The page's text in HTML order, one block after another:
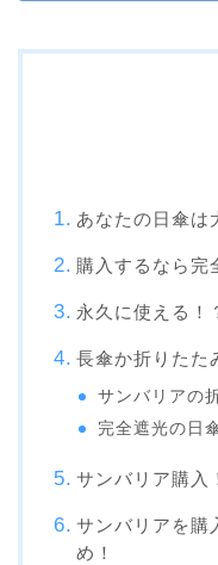
あなたの日傘は
購入するなら完
永久に使える！
長傘か折りたた
サンバリアの
完全遮光の日
サンバリア購入
サンバリアを購
め！